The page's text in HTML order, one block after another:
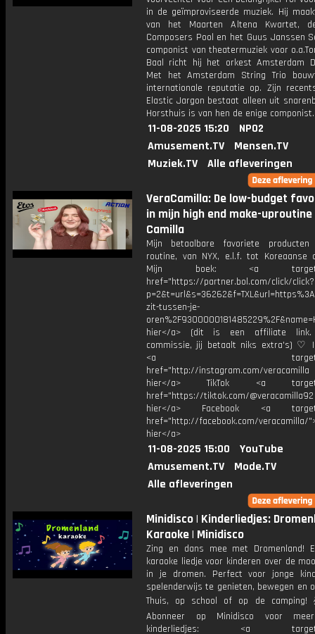
in de geïmproviseerde muziek. Hij
van het Maarten Altena Kwartet,
Composers Pool en het Guus Janssen
componist van theatermuziek voor
Baal richt hij het orkest Amsterdam
Met het Amsterdam String Trio
internationale reputatie op. Zijn
Elastic Jargon bestaat alleen uit
Horsthuis is van hen de enige componist.
11-08-2025 15:20
NPO2
Amusement.TV
Mensen.TV
Muziek.TV
Alle afleveringen
VeraCamilla: De low-budget
in mijn high end make-uproutine
Camilla
Mijn betaalbare favoriete
routine, van NYX, e.l.f. tot Koreaanse
Mijn boek: <a
href="https://partner.bol.com/click/click?
zit-tussen-je-
hier</a> (dit is een affiliate
commissie, jij betaalt niks extra's) ♡
<a
href="http://instagram.com/
hier</a> TikTok <a
href="https://tiktok.com/
hier</a> Facebook <a
href="http://facebook.com/veracamilla/
hier</a>
11-08-2025 15:00
YouTube
Amusement.TV
Mode.TV
Alle afleveringen
Minidisco | Kinderliedjes:
Karaoke | Minidisco
Zing en dans mee met Dromenland!
karaoke liedje voor kinderen over de
in je dromen. Perfect voor jonge
spelenderwijs te genieten, bewegen en
Thuis, op school of op de
Abonneer op Minidisco voor
kinderliedjes: <a